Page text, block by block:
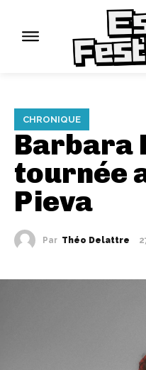
CHRONIQUE
Barbara
tournée
Pieva
Par Théo Delattre